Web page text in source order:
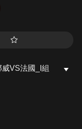
VS法國_I組